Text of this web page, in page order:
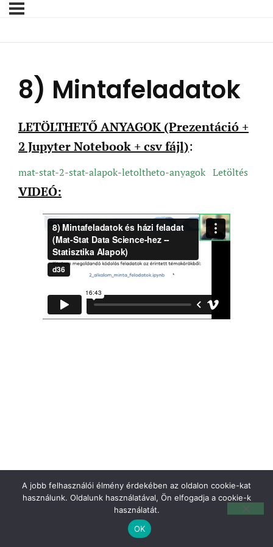
8) Mintafeladatok
LETÖLTHETŐ ANYAGOK (Prezentáció +
2 Jupyter Notebook + csv fájl):
mat-stat-2-stat-alapok-letoltheto-anyagok Letöltés
VIDEÓ:
A jobb felhasználói élmény érdekében az oldalon cookie-kat
használunk. Oldalunk használatával, Ön elfogadja a cookie-k
használatát.
OK